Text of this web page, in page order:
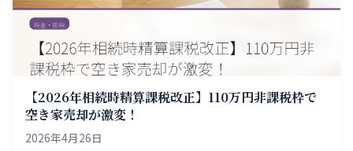
【2026年相続時精算課税改正】110万円非課税枠で
空き家売却が激変！
2026年4月26日